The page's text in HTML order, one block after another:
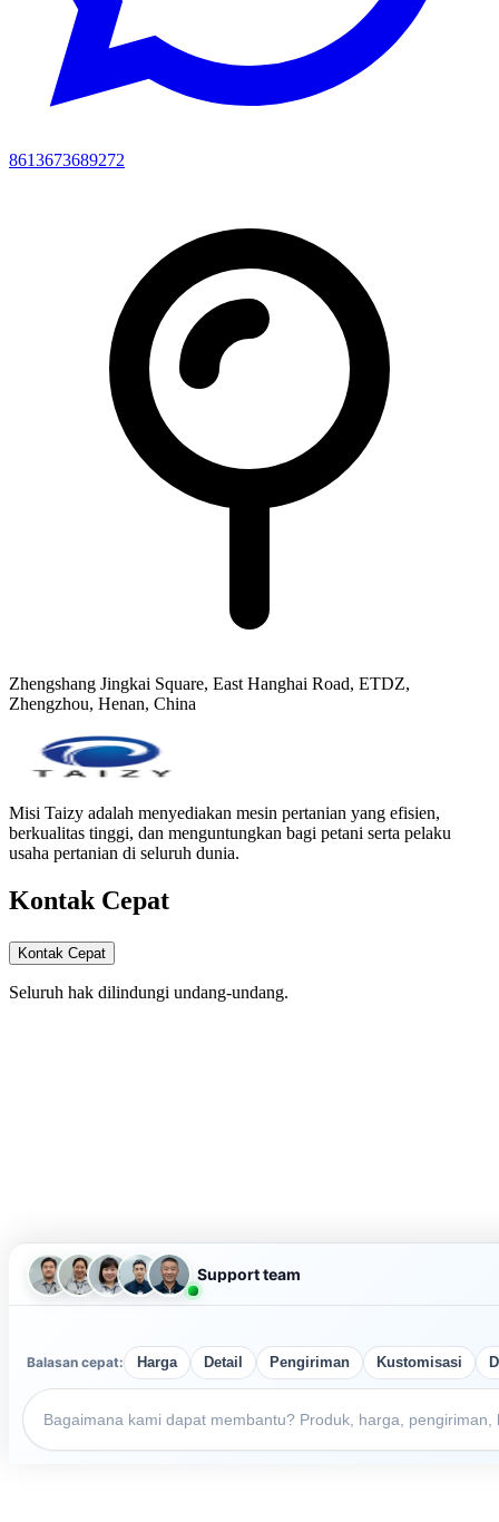
8613673689272
Zhengshang Jingkai Square, East Hanghai Road, ETDZ,
Zhengzhou, Henan, China
Misi Taizy adalah menyediakan mesin pertanian yang efisien,
berkualitas tinggi, dan menguntungkan bagi petani serta pelaku
usaha pertanian di seluruh dunia.
Kontak Cepat
Kontak Cepat
Seluruh hak dilindungi undang-undang.
Support team
Balasan cepat: Harga Detail Pengiriman Kustomisasi